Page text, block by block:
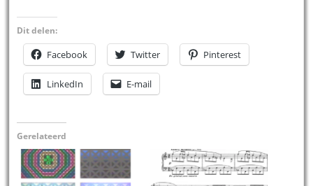
Dit delen:
Facebook Twitter Pinterest
LinkedIn E-mail
Gerelateerd